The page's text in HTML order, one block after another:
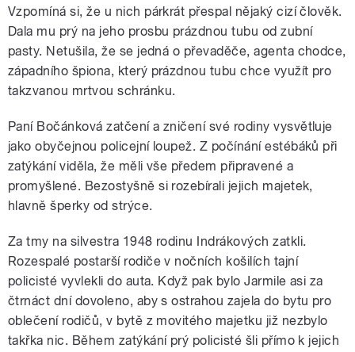
Vzpomíná si, že u nich párkrát přespal nějaký cizí člověk.
Dala mu prý na jeho prosbu prázdnou tubu od zubní
pasty. Netušila, že se jedná o převaděče, agenta chodce,
západního špiona, který prázdnou tubu chce využít pro
takzvanou mrtvou schránku.
Paní Bočánková zatčení a zničení své rodiny vysvětluje
jako obyčejnou policejní loupež. Z počínání estébáků při
zatýkání viděla, že měli vše předem připravené a
promyšlené. Bezostyšně si rozebírali jejich majetek,
hlavně šperky od strýce.
Za tmy na silvestra 1948 rodinu Indrákových zatkli.
Rozespalé postarší rodiče v nočních košilích tajní
policisté vyvlekli do auta. Když pak bylo Jarmile asi za
čtrnáct dní dovoleno, aby s ostrahou zajela do bytu pro
oblečení rodičů, v bytě z movitého majetku již nezbylo
takřka nic. Během zatýkání prý policisté šli přímo k jejich